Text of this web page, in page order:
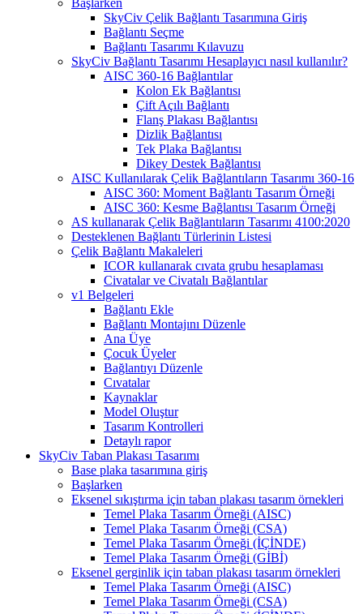
Başlarken
SkyCiv Çelik Bağlantı Tasarımına Giriş
Bağlantı Seçme
Bağlantı Tasarımı Kılavuzu
SkyCiv Bağlantı Tasarımı Hesaplayıcı nasıl kullanılır?
AISC 360-16 Bağlantılar
Kolon Ek Bağlantısı
Çift Açılı Bağlantı
Flanş Plakası Bağlantısı
Dizlik Bağlantısı
Tek Plaka Bağlantısı
Dikey Destek Bağlantısı
AISC Kullanılarak Çelik Bağlantıların Tasarımı 360-16
AISC 360: Moment Bağlantı Tasarım Örneği
AISC 360: Kesme Bağlantısı Tasarım Örneği
AS kullanarak Çelik Bağlantıların Tasarımı 4100:2020
Desteklenen Bağlantı Türlerinin Listesi
Çelik Bağlantı Makaleleri
ICOR kullanarak cıvata grubu hesaplaması
Civatalar ve Civatalı Bağlantılar
v1 Belgeleri
Bağlantı Ekle
Bağlantı Montajını Düzenle
Ana Üye
Çocuk Üyeler
Bağlantıyı Düzenle
Cıvatalar
Kaynaklar
Model Oluştur
Tasarım Kontrolleri
Detaylı rapor
SkyCiv Taban Plakası Tasarımı
Base plaka tasarımına giriş
Başlarken
Eksenel sıkıştırma için taban plakası tasarım örnekleri
Temel Plaka Tasarım Örneği (AISC)
Temel Plaka Tasarım Örneği (CSA)
Temel Plaka Tasarım Örneği (İÇİNDE)
Temel Plaka Tasarım Örneği (GİBİ)
Eksenel gerginlik için taban plakası tasarım örnekleri
Temel Plaka Tasarım Örneği (AISC)
Temel Plaka Tasarım Örneği (CSA)